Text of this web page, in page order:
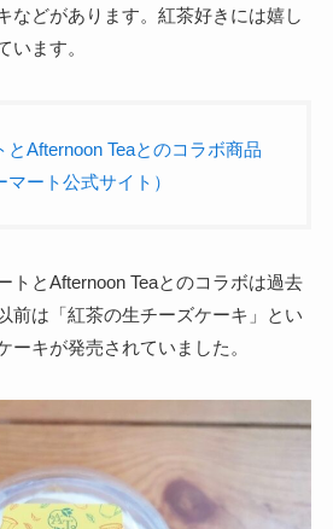
などがあります。紅茶好きには嬉し
います。
とAfternoon Teaとのコラボ商品
ート公式サイト）
トとAfternoon Teaとのコラボは過去
前は「紅茶の生チーズケーキ」とい
ーキが発売されていました。